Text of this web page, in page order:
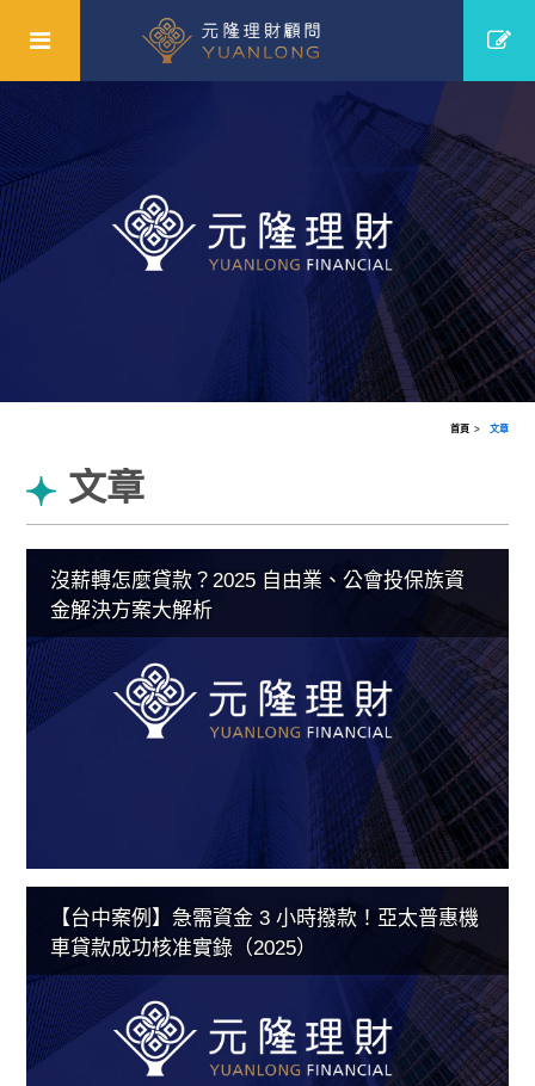
首頁 文章
文章
沒薪轉怎麼貸款？2025 自由業、公會投保族資
金解決方案大解析
【台中案例】急需資金 3 小時撥款！亞太普惠機
車貸款成功核准實錄（2025）